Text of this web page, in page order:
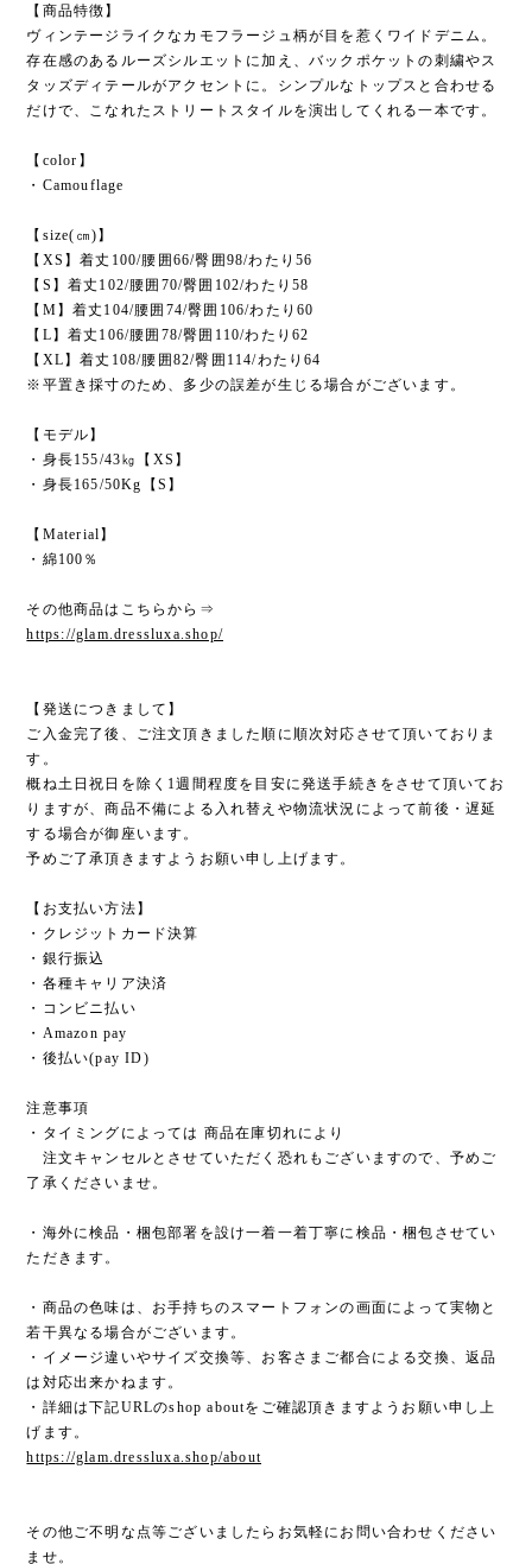
【商品特徴】
ヴィンテージライクなカモフラージュ柄が目を惹くワイドデニム。
存在感のあるルーズシルエットに加え、バックポケットの刺繍やス
タッズディテールがアクセントに。シンプルなトップスと合わせる
だけで、こなれたストリートスタイルを演出してくれる一本です。
【color】
・Camouflage
【size(㎝)】
【XS】着丈100/腰囲66/臀囲98/わたり56
【S】着丈102/腰囲70/臀囲102/わたり58
【M】着丈104/腰囲74/臀囲106/わたり60
【L】着丈106/腰囲78/臀囲110/わたり62
【XL】着丈108/腰囲82/臀囲114/わたり64
※平置き採寸のため、多少の誤差が生じる場合がございます。
【モデル】
・身長155/43㎏【XS】
・身長165/50Kg【S】
【Material】
・綿100％
その他商品はこちらから⇒
https://glam.dressluxa.shop/
【発送につきまして】
ご入金完了後、ご注文頂きました順に順次対応させて頂いておりま
す。
概ね土日祝日を除く1週間程度を目安に発送手続きをさせて頂いてお
りますが、商品不備による入れ替えや物流状況によって前後・遅延
する場合が御座います。
予めご了承頂きますようお願い申し上げます。
【お支払い方法】
・クレジットカード決算
・銀行振込
・各種キャリア決済
・コンビニ払い
・Amazon pay
・後払い(pay ID)
注意事項
・タイミングによっては 商品在庫切れにより
注文キャンセルとさせていただく恐れもございますので、予めご
了承くださいませ。
・海外に検品・梱包部署を設け一着一着丁寧に検品・梱包させてい
ただきます。
・商品の色味は、お手持ちのスマートフォンの画面によって実物と
若干異なる場合がございます。
・イメージ違いやサイズ交換等、お客さまご都合による交換、返品
は対応出来かねます。
・詳細は下記URLのshop aboutをご確認頂きますようお願い申し上
げます。
https://glam.dressluxa.shop/about
その他ご不明な点等ございましたらお気軽にお問い合わせください
ませ。